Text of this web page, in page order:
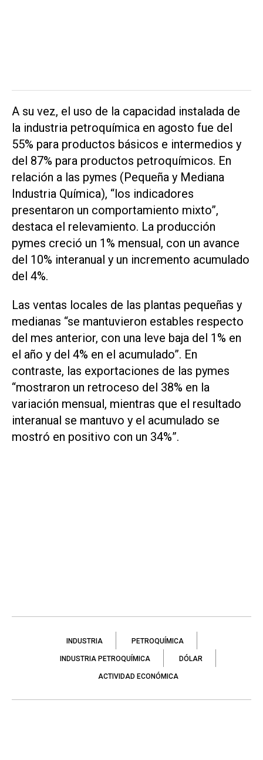
A su vez, el uso de la capacidad instalada de
la industria petroquímica en agosto fue del
55% para productos básicos e intermedios y
del 87% para productos petroquímicos. En
relación a las pymes (Pequeña y Mediana
Industria Química), “los indicadores
presentaron un comportamiento mixto”,
destaca el relevamiento. La producción
pymes creció un 1% mensual, con un avance
del 10% interanual y un incremento acumulado
del 4%.
Las ventas locales de las plantas pequeñas y
medianas “se mantuvieron estables respecto
del mes anterior, con una leve baja del 1% en
el año y del 4% en el acumulado”. En
contraste, las exportaciones de las pymes
“mostraron un retroceso del 38% en la
variación mensual, mientras que el resultado
interanual se mantuvo y el acumulado se
mostró en positivo con un 34%”.
INDUSTRIA PETROQUÍMICA
INDUSTRIA PETROQUÍMICA DÓLAR
ACTIVIDAD ECONÓMICA